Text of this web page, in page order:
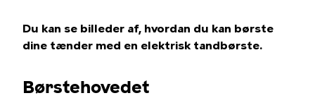
Du kan se billeder af, hvordan du kan børste
dine tænder med en elektrisk tandbørste.
Børstehovedet